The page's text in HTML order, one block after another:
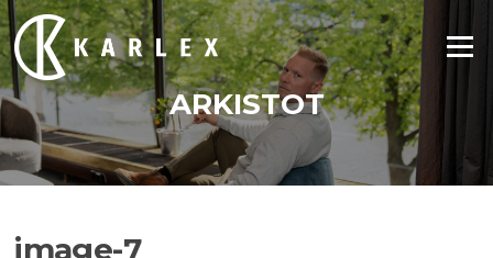
Siirry
suoraan
sisältöön
Valikko
ARKISTOT
image-7